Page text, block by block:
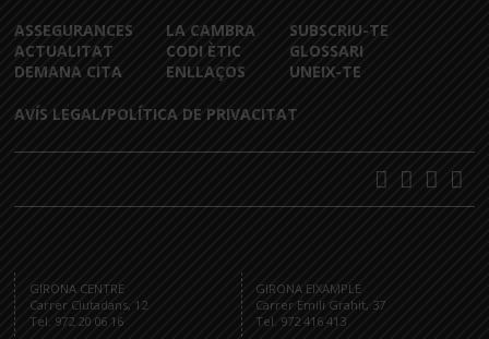
ASSEGURANCES
ACTUALITAT
DEMANA CITA
LA CAMBRA
CODI ÈTIC
ENLLAÇOS
SUBSCRIU-TE
GLOSSARI
UNEIX-TE
AVÍS LEGAL/POLÍTICA DE PRIVACITAT
GIRONA CENTRE
Carrer Ciutadans, 12
Tel. 972 20 06 16
GIRONA EIXAMPLE
Carrer Emili Grahit, 37
Tel. 972 416 413